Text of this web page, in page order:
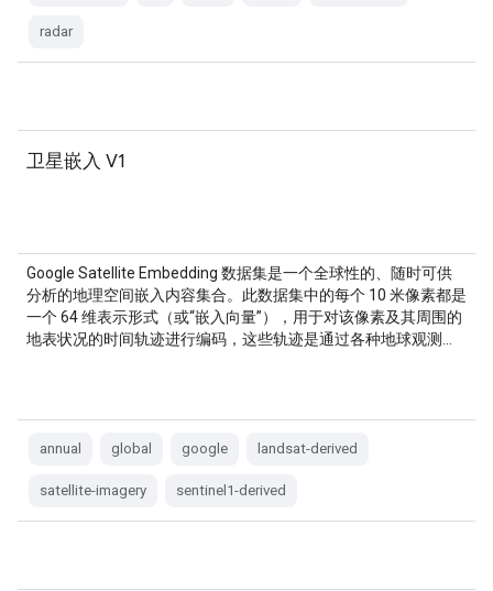
radar
卫星嵌入 V1
Google Satellite Embedding 数据集是一个全球性的、随时可供
分析的地理空间嵌入内容集合。此数据集中的每个 10 米像素都是
一个 64 维表示形式（或“嵌入向量”），用于对该像素及其周围的
地表状况的时间轨迹进行编码，这些轨迹是通过各种地球观测…
annual global google landsat-derived
satellite-imagery sentinel1-derived